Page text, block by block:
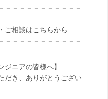
－－－－－－－－－－－
ご相談はこちらから
－－－－－－－－－－－
ジニアの皆様へ】
だき、ありがとうござい